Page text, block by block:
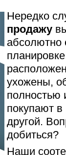
Нередко
продажу
абсолютно
ухожены,
полностью
покупают
другой.
добиться?
Наши